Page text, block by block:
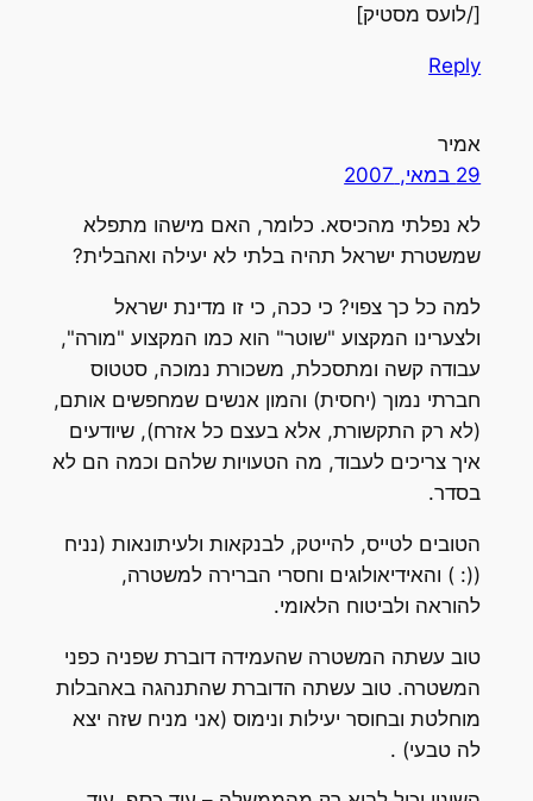
[/לועס מסטיק]
Reply
אמיר
29 במאי, 2007
לא נפלתי מהכיסא. כלומר, האם מישהו מתפלא
שמשטרת ישראל תהיה בלתי לא יעילה ואהבלית?
למה כל כך צפוי? כי ככה, כי זו מדינת ישראל
ולצערינו המקצוע "שוטר" הוא כמו המקצוע "מורה",
עבודה קשה ומתסכלת, משכורת נמוכה, סטטוס
חברתי נמוך (יחסית) והמון אנשים שמחפשים אותם,
(לא רק התקשורת, אלא בעצם כל אזרח), שיודעים
איך צריכים לעבוד, מה הטעויות שלהם וכמה הם לא
בסדר.
הטובים לטייס, להייטק, לבנקאות ולעיתונאות (נניח
((: ) והאידיאולוגים וחסרי הברירה למשטרה,
להוראה ולביטוח הלאומי.
טוב עשתה המשטרה שהעמידה דוברת שפניה כפני
המשטרה. טוב עשתה הדוברת שהתנהגה באהבלות
מוחלטת ובחוסר יעילות ונימוס (אני מניח שזה יצא
לה טבעי) .